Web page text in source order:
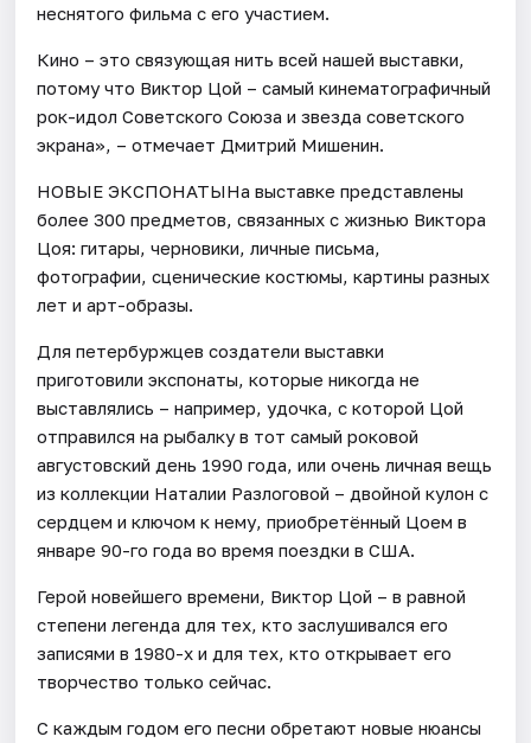
неснятого фильма с его участием.
Кино – это связующая нить всей нашей выставки,
потому что Виктор Цой – самый кинематографичный
рок-идол Советского Союза и звезда советского
экрана», – отмечает Дмитрий Мишенин.
НОВЫЕ ЭКСПОНАТЫНа выставке представлены
более 300 предметов, связанных с жизнью Виктора
Цоя: гитары, черновики, личные письма,
фотографии, сценические костюмы, картины разных
лет и арт-образы.
Для петербуржцев создатели выставки
приготовили экспонаты, которые никогда не
выставлялись – например, удочка, с которой Цой
отправился на рыбалку в тот самый роковой
августовский день 1990 года, или очень личная вещь
из коллекции Наталии Разлоговой – двойной кулон с
сердцем и ключом к нему, приобретённый Цоем в
январе 90-го года во время поездки в США.
Герой новейшего времени, Виктор Цой – в равной
степени легенда для тех, кто заслушивался его
записями в 1980-х и для тех, кто открывает его
творчество только сейчас.
С каждым годом его песни обретают новые нюансы